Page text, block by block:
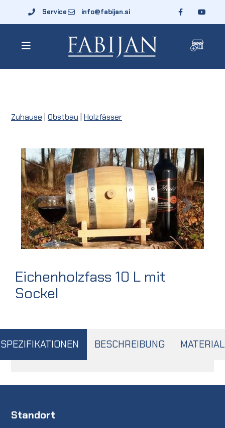
Service info@fabijan.si
Zuhause Obstbau Holzfässer
Eichenholzfass 10 L mit
Sockel
SPEZIFIKATIONEN BESCHREIBUNG MATERIAL
Standort